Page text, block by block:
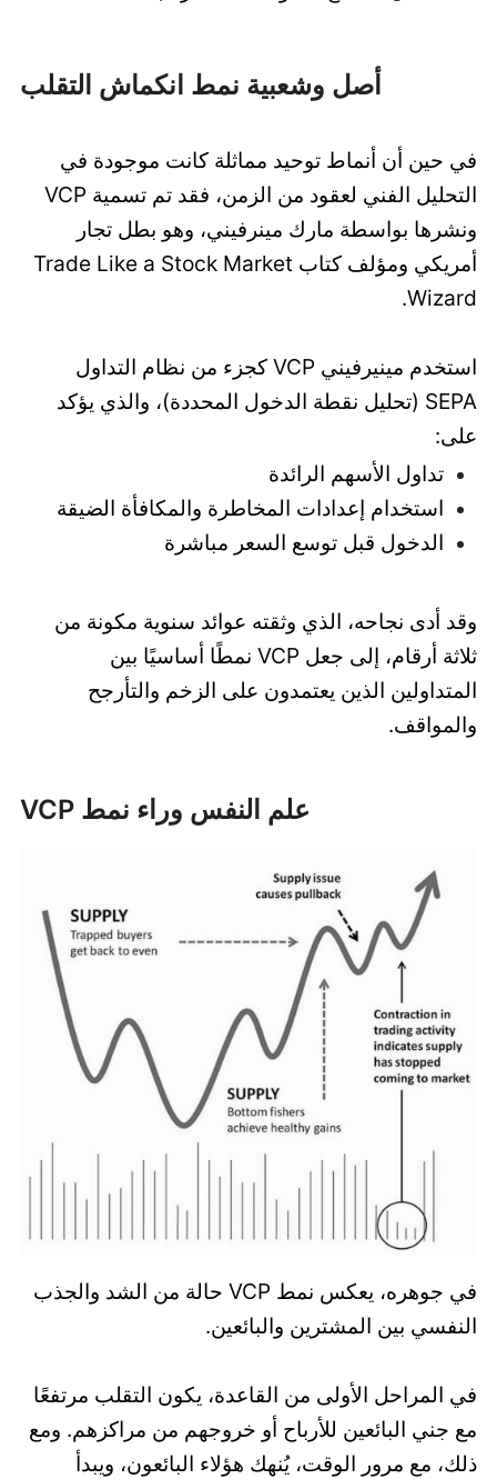
أصل وشعبية نمط انكماش التقلب
في حين أن أنماط توحيد مماثلة كانت موجودة في
التحليل الفني لعقود من الزمن، فقد تم تسمية VCP
ونشرها بواسطة مارك مينرفيني، وهو بطل تجار
أمريكي ومؤلف كتاب Trade Like a Stock Market
Wizard.
استخدم مينيرفيني VCP كجزء من نظام التداول
SEPA (تحليل نقطة الدخول المحددة)، والذي يؤكد
على:
تداول الأسهم الرائدة
استخدام إعدادات المخاطرة والمكافأة الضيقة
الدخول قبل توسع السعر مباشرة
وقد أدى نجاحه، الذي وثقته عوائد سنوية مكونة من
ثلاثة أرقام، إلى جعل VCP نمطًا أساسيًا بين
المتداولين الذين يعتمدون على الزخم والتأرجح
والمواقف.
علم النفس وراء نمط VCP
في جوهره، يعكس نمط VCP حالة من الشد والجذب
النفسي بين المشترين والبائعين.
في المراحل الأولى من القاعدة، يكون التقلب مرتفعًا
مع جني البائعين للأرباح أو خروجهم من مراكزهم. ومع
ذلك، مع مرور الوقت، يُنهك هؤلاء البائعون، ويبدأ